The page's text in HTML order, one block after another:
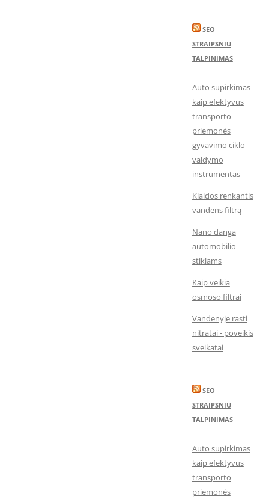
SEO
STRAIPSNIU
TALPINIMAS
Auto supirkimas
kaip efektyvus
transporto
priemonės
gyvavimo ciklo
valdymo
instrumentas
Klaidos renkantis
vandens filtrą
Nano danga
automobilio
stiklams
Kaip veikia
osmoso filtrai
Vandenyje rasti
nitratai - poveikis
sveikatai
SEO
STRAIPSNIU
TALPINIMAS
Auto supirkimas
kaip efektyvus
transporto
priemonės